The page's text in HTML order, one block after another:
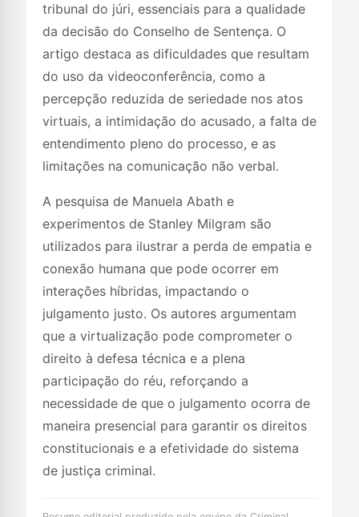
tribunal do júri, essenciais para a qualidade
da decisão do Conselho de Sentença. O
artigo destaca as dificuldades que resultam
do uso da videoconferência, como a
percepção reduzida de seriedade nos atos
virtuais, a intimidação do acusado, a falta de
entendimento pleno do processo, e as
limitações na comunicação não verbal.
A pesquisa de Manuela Abath e
experimentos de Stanley Milgram são
utilizados para ilustrar a perda de empatia e
conexão humana que pode ocorrer em
interações híbridas, impactando o
julgamento justo. Os autores argumentam
que a virtualização pode comprometer o
direito à defesa técnica e a plena
participação do réu, reforçando a
necessidade de que o julgamento ocorra de
maneira presencial para garantir os direitos
constitucionais e a efetividade do sistema
de justiça criminal.